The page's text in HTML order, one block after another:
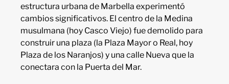
estructura urbana de Marbella experimentó
cambios significativos. El centro de la Medina
musulmana (hoy Casco Viejo) fue demolido para
construir una plaza (la Plaza Mayor o Real, hoy
Plaza de los Naranjos) y una calle Nueva que la
conectara con la Puerta del Mar.